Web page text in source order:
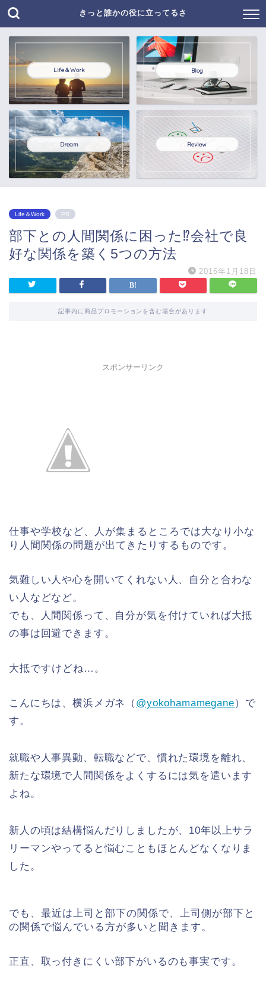
きっと誰かの役に立ってるさ
Life＆Work Blog
Dream Review
Life＆Work PR
部下との人間関係に困った⁉︎会社で良
好な関係を築く5つの方法
2016年1月18日
記事内に商品プロモーションを含む場合があります
スポンサーリンク
仕事や学校など、人が集まるところでは大なり小な
り人間関係の問題が出てきたりするものです。
気難しい人や心を開いてくれない人、自分と合わな
い人などなど。
でも、人間関係って、自分が気を付けていれば大抵
の事は回避できます。
大抵ですけどね…。
こんにちは、横浜メガネ（ @yokohamamegane）で
す。
就職や人事異動、転職などで、慣れた環境を離れ、
新たな環境で人間関係をよくするには気を遣います
よね。
新人の頃は結構悩んだりしましたが、10年以上サラ
リーマンやってると悩むこともほとんどなくなりま
した。
でも、最近は上司と部下の関係で、上司側が部下と
の関係で悩んでいる方が多いと聞きます。
正直、取っ付きにくい部下がいるのも事実です。